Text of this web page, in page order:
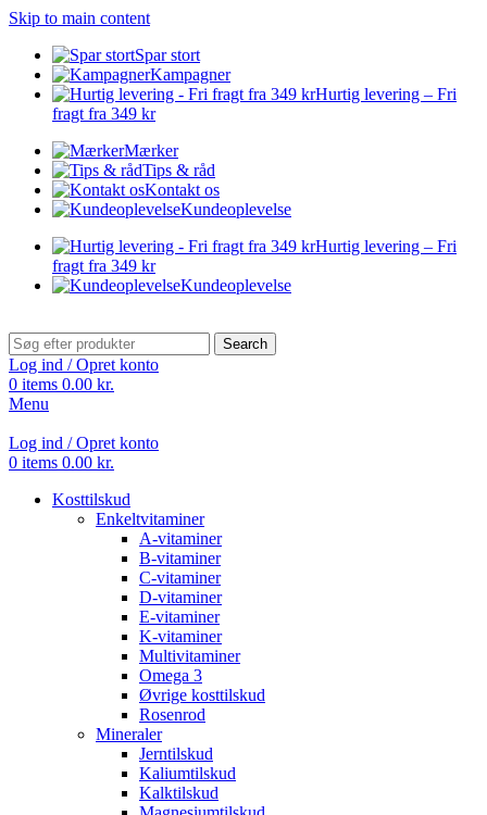
Skip to main content
Spar stort
Kampagner
Hurtig levering – Fri
fragt fra 349 kr
Mærker
Tips & råd
Kontakt os
Kundeoplevelse
Hurtig levering – Fri
fragt fra 349 kr
Kundeoplevelse
Search
Log ind / Opret konto
0 items 0.00 kr.
Menu
Log ind / Opret konto
0 items 0.00 kr.
Kosttilskud
Enkeltvitaminer
A-vitaminer
B-vitaminer
C-vitaminer
D-vitaminer
E-vitaminer
K-vitaminer
Multivitaminer
Omega 3
Øvrige kosttilskud
Rosenrod
Mineraler
Jerntilskud
Kaliumtilskud
Kalktilskud